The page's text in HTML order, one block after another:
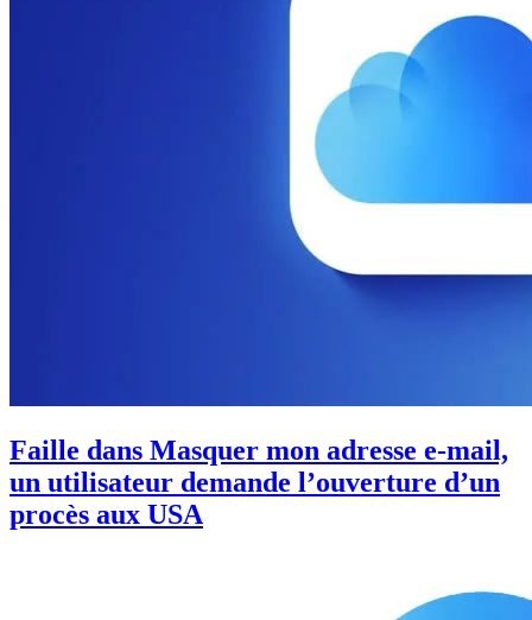
Faille dans Masquer mon adresse e-mail,
un utilisateur demande l’ouverture d’un
procès aux USA